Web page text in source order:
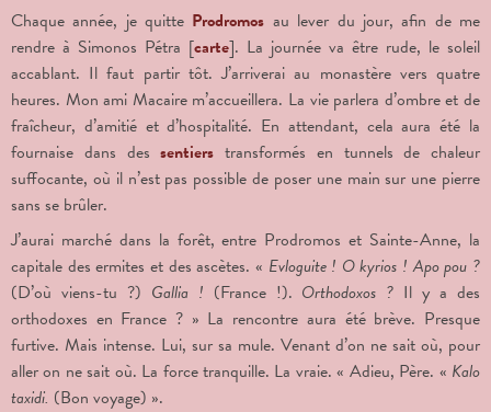
Chaque année, je quitte Prodromos au lever du jour, afin de me
rendre à Simonos Pétra [carte]. La journée va être rude, le soleil
accablant. Il faut partir tôt. J’arriverai au monastère vers quatre
heures. Mon ami Macaire m’accueillera. La vie parlera d’ombre et de
fraîcheur, d’amitié et d’hospitalité. En attendant, cela aura été la
fournaise dans dessentiers transformés en tunnels de chaleur
suffocante, où il n’est pas possible de poser une main sur une pierre
sans se brûler.
J’aurai marché dans la forêt, entre Prodromos et Sainte-Anne, la
capitale des ermites et des ascètes. « Evloguite ! O kyrios ! Apo pou ?
(D’où viens-tu ?) Gallia ! (France !). Orthodoxos ? Il y a des
orthodoxes en France ? » La rencontre aura été brève. Presque
furtive. Mais intense. Lui, sur sa mule. Venant d’on ne sait où, pour
aller on ne sait où. La force tranquille. La vraie. « Adieu, Père. « Kalo
taxidi. (Bon voyage) ».